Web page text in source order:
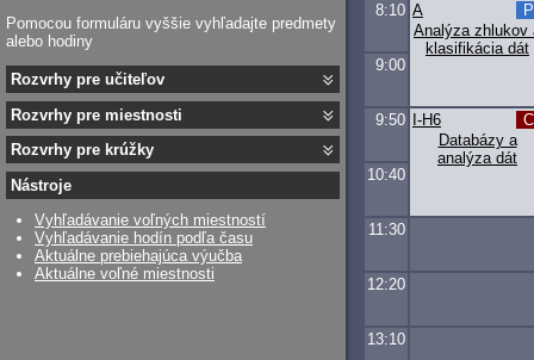
8:10
Analýza zhlukov
klasifikácia dát
A P
9:00
9:50
Databázy a
analýza dát
I-H6 C
10:40
11:30
12:20
13:10
Pomocou formuláru vyššie vyhľadajte predmety
alebo hodiny
Rozvrhy pre učiteľov
Rozvrhy pre miestnosti
Rozvrhy pre krúžky
Nástroje
Vyhľadávanie voľných miestností
Vyhľadávanie hodín podľa času
Aktuálne prebiehajúca výučba
Aktuálne voľné miestnosti